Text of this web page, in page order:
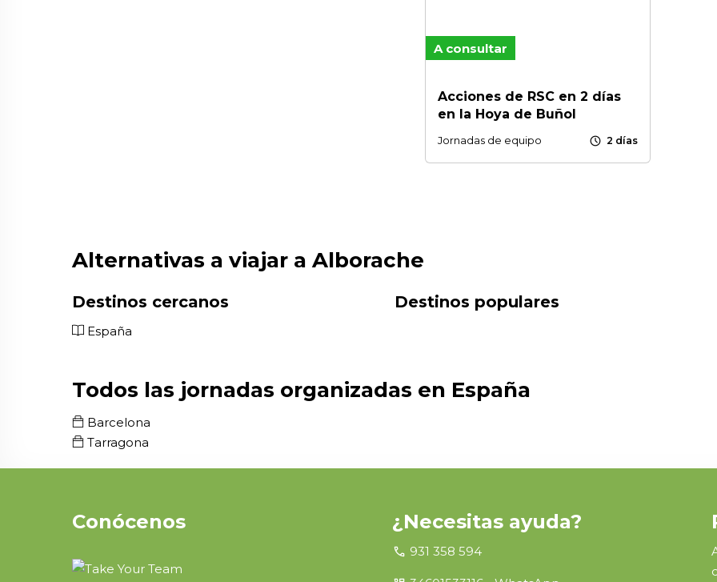
A consultar
Acciones de RSC en 2 días
en la Hoya de Buñol
Jornadas de equipo schedule 2 días
Alternativas a viajar a Alborache
Destinos cercanos
España
Destinos populares
Todos las jornadas organizadas en España
Barcelona
Tarragona
Conócenos ¿Necesitas ayuda?
call 931 358 594